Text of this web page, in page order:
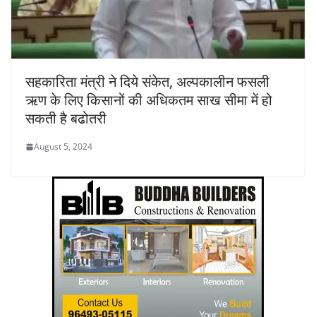
सहकारिता मंत्री ने दिये संकेत, अल्पकालीन फसली
ऋण के लिए किसानों की अधिकतम साख सीमा में हो
सकती है बढोतरी
August 5, 2024